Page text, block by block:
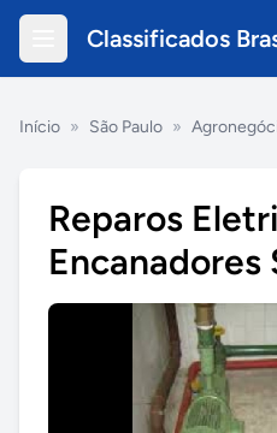
Classificados
Início » São Paulo »
Reparos
Encanadores